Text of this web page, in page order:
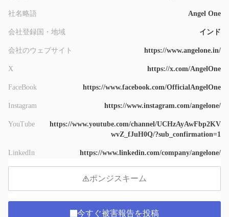
社名略語 Angel One
会社登録国・地域 インド
会社のウェブサイト https://www.angelone.in/
X https://x.com/AngelOne
FaceBook https://www.facebook.com/OfficialAngelOne
Instagram https://www.instagram.com/angelone/
YouTube
https://www.youtube.com/channel/UCHzAyAwFbp2KV
wvZ_fJuH0Q/?sub_confirmation=1
LinkedIn https://www.linkedin.com/company/angelone/
ポンジスキーム
今すぐ被害報告を投稿